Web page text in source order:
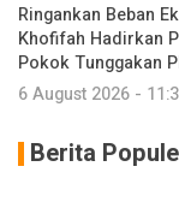
Ringankan Beban
Khofifah Hadirkan
Pokok Tunggakan
6 August 2026 -
Berita